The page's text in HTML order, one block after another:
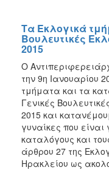
Μάϊος
2019
Σεπτέμβριος
2015
Δημοψήφισμα
2015
Ιανουάριος
2015
Παλαιότερες
Εκλογές
Τα Εκλογικά
Βουλευτικές
2015
Ο
την 9η Ιανουαρίου
τμήματα και τα
Γενικές
2015 και
γυναίκες που
καταλόγους και
άρθρου 27 της
Ηρακλείου ως